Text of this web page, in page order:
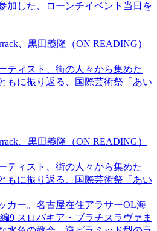
加した、ローンチイベント当日を
、黒田義隆（ON READING）
ティスト、街の人々から集めた
もに振り返る、国際芸術祭「あい
、黒田義隆（ON READING）
ティスト、街の人々から集めた
もに振り返る、国際芸術祭「あい
カー。名古屋在住アラサーOL海
9 スロバキア・ブラチスラヴァま